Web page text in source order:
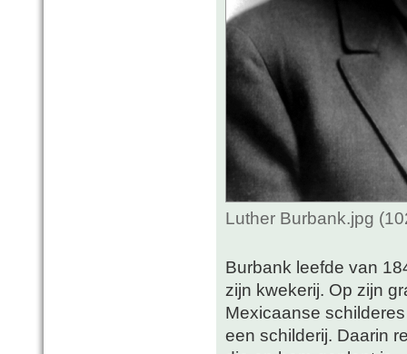
Luther Burbank.jpg
Burbank leefde van
zijn kwekerij. Op zijn
Mexicaanse
een schilderij. Daarin